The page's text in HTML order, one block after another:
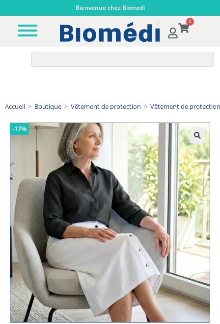
Bienvenue chez Biomedi
0
Accueil > Boutique > Vêtement de protection > Vêtement de
-17%